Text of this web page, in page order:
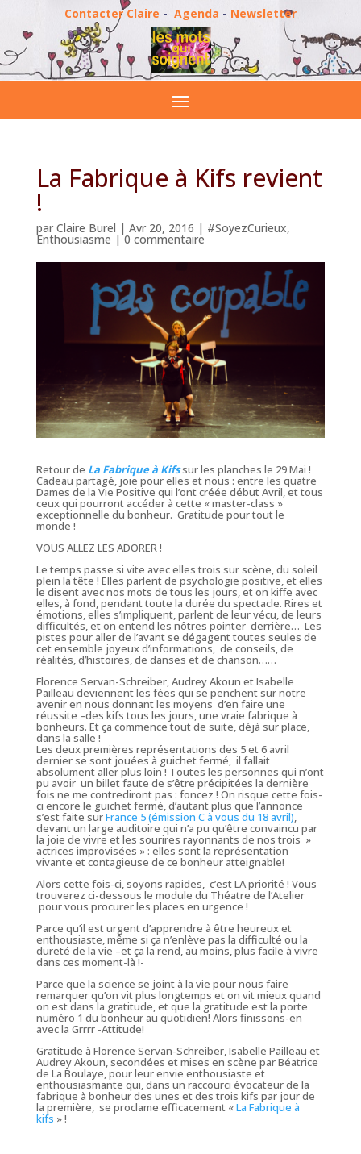
Contacter Claire - Agenda - Newsletter
La Fabrique à Kifs revient
!
par Claire Burel | Avr 20, 2016 | #SoyezCurieux,
Enthousiasme |0 commentaire
Retour de La Fabrique à Kifssur les planches le 29 Mai !
Cadeau partagé, joie pour elles et nous : entre les quatre
Dames de la Vie Positive qui l’ont créée début Avril, et tous
ceux qui pourront accéder à cette «master-class »
exceptionnelle du bonheur. Gratitude pour tout le
monde !
VOUS ALLEZ LES ADORER !
Le temps passe si vite avec elles trois sur scène, du soleil
plein la tête ! Elles parlent de psychologie positive, et elles
le disent avec nos mots de tous les jours, et on kiffe avec
elles, à fond, pendant toute la durée du spectacle. Rires et
émotions, elles s’impliquent, parlent de leur vécu, de leurs
difficultés, et on entend les nôtres pointer derrière… Les
pistes pour aller de l’avant se dégagent toutes seules de
cet ensemble joyeux d’informations, de conseils, de
réalités, d’histoires, de danses et de chanson……
Florence Servan-Schreiber, Audrey Akoun et Isabelle
Pailleau deviennent les fées qui se penchent sur notre
avenir en nous donnant les moyens d’en faire une
réussite –des kifs tous les jours, une vraie fabrique à
bonheurs. Et ça commence tout de suite, déjà sur place,
dans la salle !
Les deux premières représentations des 5 et 6 avril
dernier se sont jouées à guichet fermé, il fallait
absolumentaller plus loin ! Toutes les personnes qui n’ont
pu avoir un billet faute de s’être précipitées la dernière
fois ne me contrediront pas : foncez ! On risque cette fois-
ci encore le guichet fermé, d’autant plus que l’annonce
s’est faite surFrance 5 (émission C à vous du 18 avril),
devant un large auditoire qui n’a pu qu’être convaincu par
la joie de vivre et les sourires rayonnants de nos trois »
actrices improvisées » : elles sont la représentation
vivante et contagieuse de ce bonheur atteignable!
Alors cette fois-ci, soyons rapides, c’est LA priorité ! Vous
trouverez ci-dessous le module du Théatre de l’Atelier
pour vous procurer les places en urgence !
Parce qu’il est urgent d’apprendre à être heureux et
enthousiaste, même si ça n’enlève pas la difficulté ou la
dureté de la vie –et ça la rend, au moins, plus facile à vivre
dans ces moment-là !-
Parce que la science se joint à la vie pour nous faire
remarquer qu’on vit plus longtemps et on vit mieux quand
on est dans la gratitude, et que la gratitude est la porte
numéro 1 du bonheur au quotidien! Alors finissons-en
avec la Grrrr -Attitude!
Gratitude à Florence Servan-Schreiber, Isabelle Pailleau et
Audrey Akoun, secondées et mises en scène par Béatrice
de La Boulaye, pour leur envie enthousiaste et
enthousiasmante qui, dans un raccourci évocateur de la
fabrique à bonheurdes unes et des trois kifs par jourde
la première, se proclame efficacement «La Fabrique à
kifs » !